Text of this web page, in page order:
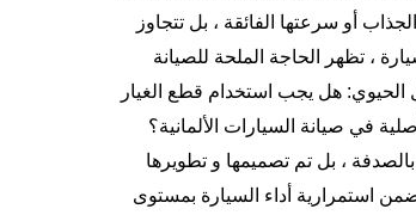
أو سرعتها الفائقة ، بل تتجاوز
، تظهر الحاجة الملحة للصيانة
الحيوي: هل يجب استخدام قطع الغيار
في صيانة السيارات الألمانية؟
، بل تم تصميمها و تطويرها
استمرارية أداء السيارة بمستوى